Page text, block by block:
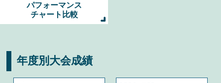
パフォーマンス
チャート比較
年度別大会成績